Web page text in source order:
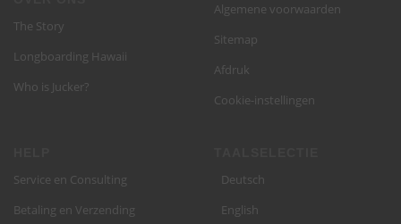
The Story
Longboarding Hawaii
Who is Jucker?
Algemene voorwaarden
Sitemap
Afdruk
Cookie-instellingen
Service en Consulting
Betaling en Verzending
Deutsch
English